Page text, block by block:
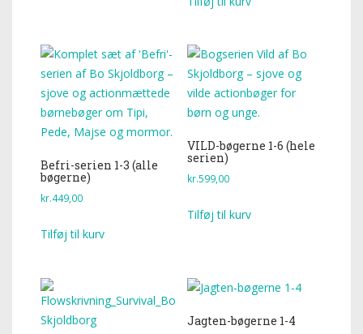
Befri-serien 1-3 (alle
bøgerne)
kr.449,00
Tilføj til kurv
VILD-bøgerne 1-6 (hele
serien)
kr.599,00
Tilføj til kurv
Jagten-bøgerne 1-4